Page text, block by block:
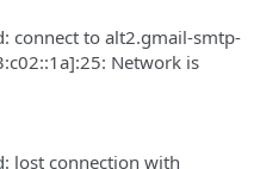
connect to alt2.gmail-smtp-
Network is
lost connection with